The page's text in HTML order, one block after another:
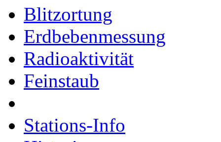
Blitzortung
Erdbebenmessung
Radioaktivität
Feinstaub
Stations-Info